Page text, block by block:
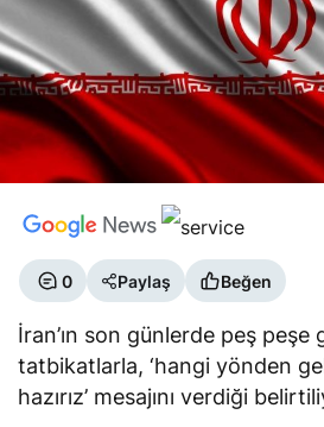
0 Paylaş Beğen
İran’ın son günlerde peş
tatbikatlarla, ‘hangi yönden
hazırız’ mesajını verdiği